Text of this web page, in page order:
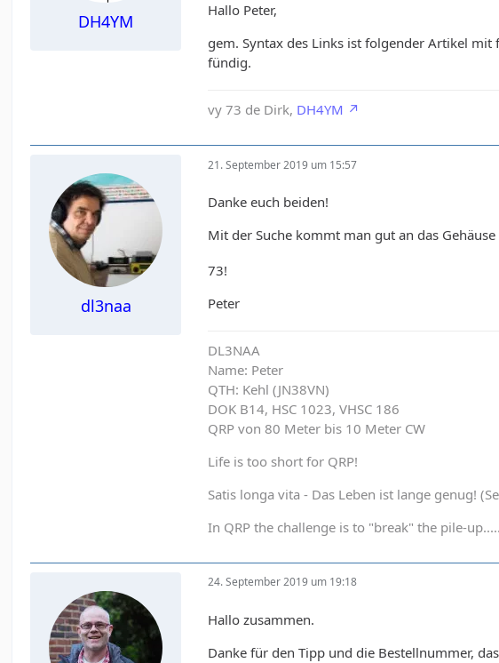
DH4YM
Hallo Peter,
gem. Syntax des Links ist folgender Artikel
fündig.
vy 73 de Dirk, DH4YM
dl3naa
21. September 2019 um 15:57
Danke euch beiden!
Mit der Suche kommt man gut an das
73!
Peter
DL3NAA
Name: Peter
QTH: Kehl (JN38VN)
DOK B14, HSC 1023, VHSC 186
QRP von 80 Meter bis 10 Meter CW
Life is too short for QRP!
Satis longa vita - Das Leben ist lange genug!
In QRP the challenge is to "break" the pile-
24. September 2019 um 19:18
Hallo zusammen.
Danke für den Tipp und die Bestellnummer,